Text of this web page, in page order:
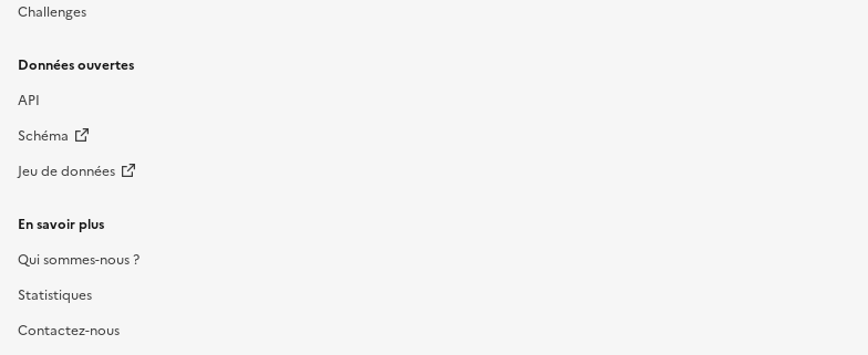
Challenges
Données ouvertes
API
Schéma
Jeu de données
En savoir plus
Qui sommes-nous ?
Statistiques
Contactez-nous